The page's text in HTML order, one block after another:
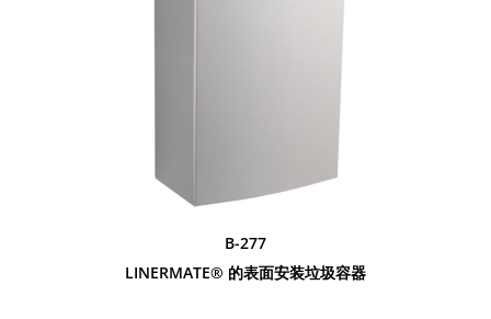
B-277
LINERMATE® 的表面安装垃圾容器